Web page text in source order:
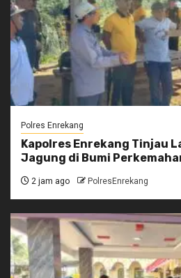
Polres Enrekang
Kapolres Enrekang Tinjau
Jagung di Bumi
2 jam ago PolresEnrekang